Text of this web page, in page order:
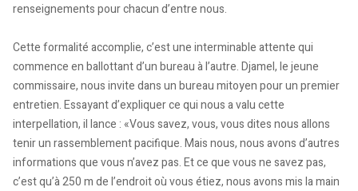
renseignements pour chacun d’entre nous.
Cette formalité accomplie, c’est une interminable attente qui
commence en ballottant d’un bureau à l’autre. Djamel, le jeune
commissaire, nous invite dans un bureau mitoyen pour un premier
entretien. Essayant d’expliquer ce qui nous a valu cette
interpellation, il lance : «Vous savez, vous, vous dites nous allons
tenir un rassemblement pacifique. Mais nous, nous avons d’autres
informations que vous n’avez pas. Et ce que vous ne savez pas,
c’est qu’à 250 m de l’endroit où vous étiez, nous avons mis la main